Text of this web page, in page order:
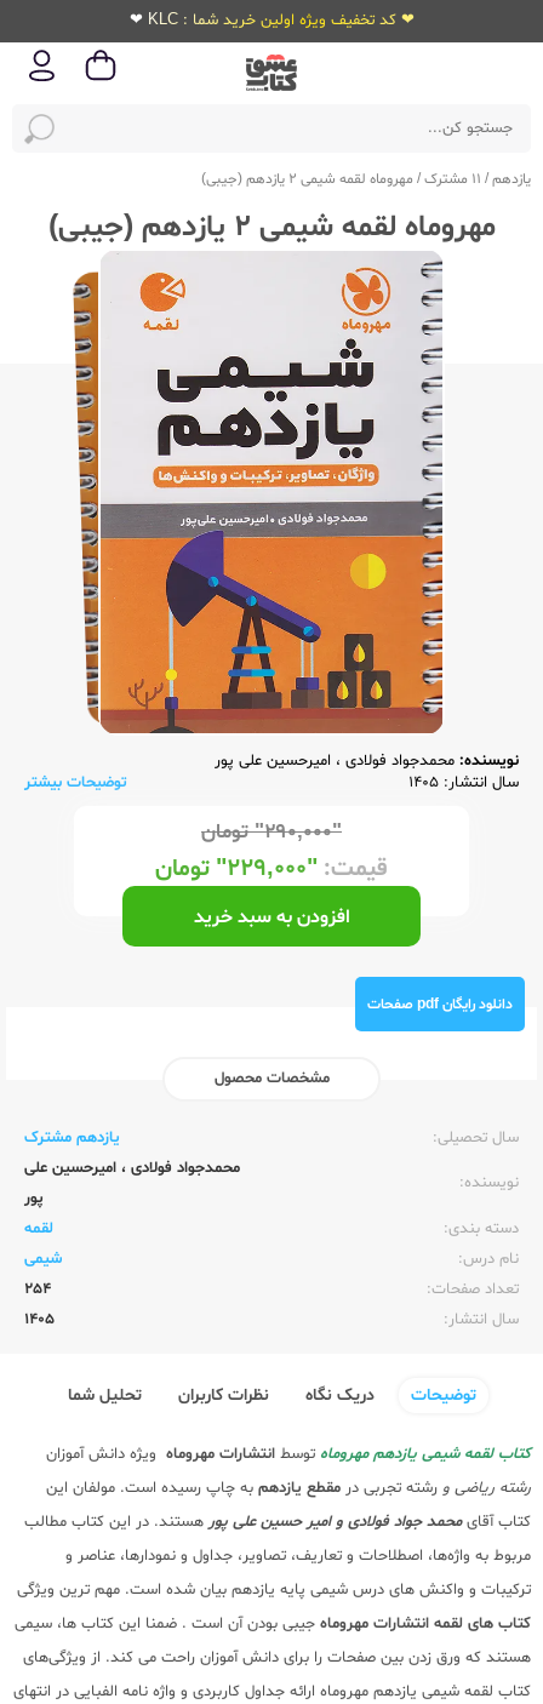
❤ کد تخفیف ویژه اولین خرید شما : KLC ❤
یازدهم/ 11 مشترک / مهروماه لقمه شیمی 2 یازدهم (جیبی)
مهروماه لقمه شیمی 2 یازدهم (جیبی)
نویسنده: محمدجواد فولادی ، امیرحسین علی پور
سال انتشار: 1405
توضیحات بیشتر
"۲۹۰,۰۰۰" تومان
قیمت: "۲۲۹,۰۰۰" تومان
افزودن به سبد خرید
دانلود رایگان pdf صفحات
مشخصات محصول
سال تحصیلی:‌
یازدهم مشترک
نویسنده:‌
محمدجواد فولادی ، امیرحسین علی
پور
دسته بندی:
لقمه
نام درس:
شیمی
تعداد صفحات:‌
254
سال انتشار:‌
1405
توضیحات دریک نگاه نظرات کاربران تحلیل شما
کتاب لقمه شیمی یازدهم مهروماه توسط انتشارات مهروماه ویژه دانش آموزان
رشته ریاضی و رشته تجربی در مقطع یازدهم به چاپ رسیده است. مولفان این
کتاب آقایمحمد جواد فولادی و امیر حسین علی پورهستند. در این کتاب مطالب
مربوط به واژه‌ها، اصطلاحات و تعاریف، تصاویر، جداول و نمودارها، عناصر و
ترکیبات و واکنش های درس شیمی پایه یازدهم بیان شده است. مهم ترین ویژگی
کتاب های لقمه انتشارات مهروماه جیبی بودن آن است . ضمنا این کتاب ها، سیمی
هستند که ورق زدن بین صفحات را برای دانش آموزان راحت می کند. از ویژگی‌های
کتاب لقمه شیمی یازدهم مهروماه ارائه جداول کاربردی و واژه نامه الفبایی در انتهای